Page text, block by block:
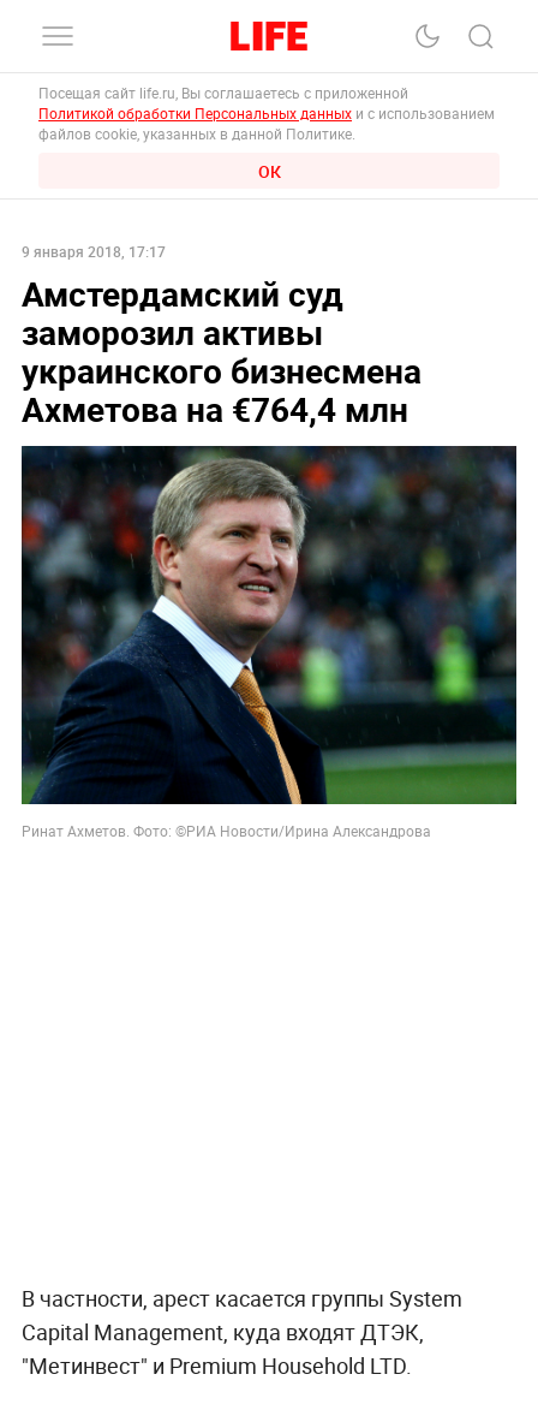
Посещая сайт life.ru, Вы соглашаетесь с приложенной
Политикой обработки Персональных данных и с использованием
файлов cookie, указанных в данной Политике.
ОК
9 января 2018, 17:17
Амстердамский суд
заморозил активы
украинского бизнесмена
Ахметова на €764,4 млн
Ринат Ахметов. Фото: ©РИА Новости/Ирина Александрова
В частности, арест касается группы System
Capital Management, куда входят ДТЭК,
"Метинвест" и Premium Household LTD.